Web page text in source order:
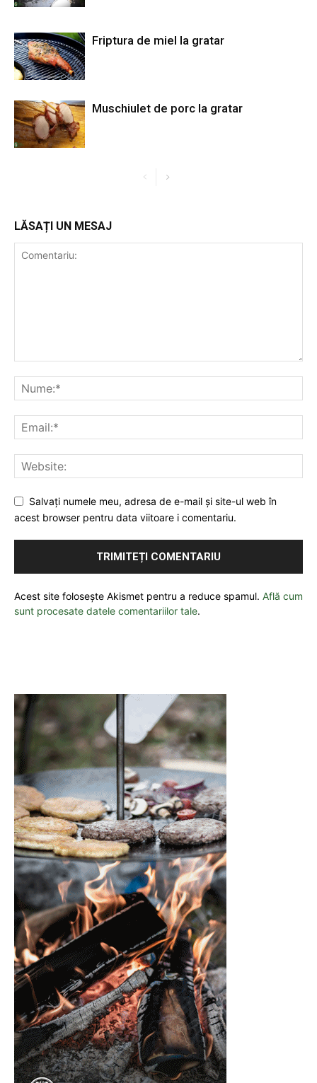
Friptura de miel la gratar
Muschiulet de porc la gratar
LĂSAȚI UN MESAJ
Salvați numele meu, adresa de e-mail și site-ul web în
acest browser pentru data viitoare i comentariu.
Acest site folosește Akismet pentru a reduce spamul. Află cum
sunt procesate datele comentariilor tale.